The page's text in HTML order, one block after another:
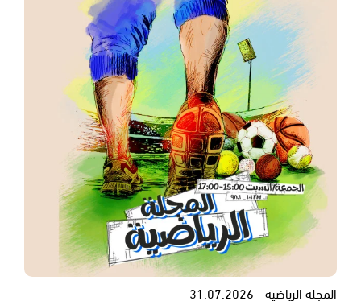
المجلة الرياضية - 31.07.2026